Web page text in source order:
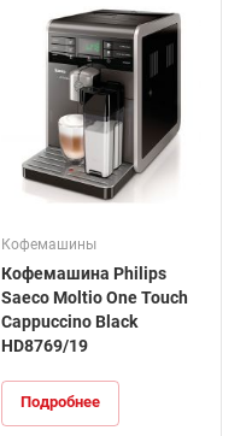
Кофемашины
Кофемашина Philips
Saeco Moltio One Touch
Cappuccino Black
HD8769/19
Подробнее